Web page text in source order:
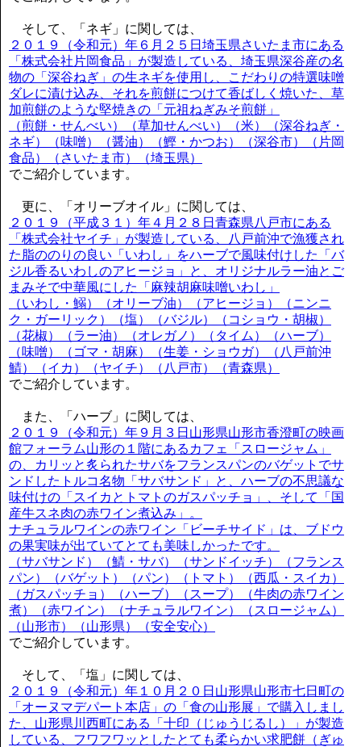
そして、「ネギ」に関しては、
２０１９（令和元）年６月２５日埼玉県さいたま市にある
「株式会社片岡食品」が製造している、埼玉県深谷産の名
物の「深谷ねぎ」の生ネギを使用し、こだわりの特選味噌
ダレに漬け込み、それを煎餅につけて香ばしく焼いた、草
加煎餅のような堅焼きの「元祖ねぎみそ煎餅」
（煎餅・せんべい）（草加せんべい）（米）（深谷ねぎ・
ネギ）（味噌）（醤油）（鰹・かつお）（深谷市）（片岡
食品）（さいたま市）（埼玉県）
でご紹介しています。
更に、「オリーブオイル」に関しては、
２０１９（平成３１）年４月２８日青森県八戸市にある
「株式会社ヤイチ」が製造している、八戸前沖で漁獲され
た脂ののりの良い「いわし」をハーブで風味付けした「バ
ジル香るいわしのアヒージョ」と、オリジナルラー油とご
まみそで中華風にした「麻辣胡麻味噌いわし」
（いわし・鰯）（オリーブ油）（アヒージョ）（ニンニ
ク・ガーリック）（塩）（バジル）（コショウ・胡椒）
（花椒）（ラー油）（オレガノ）（タイム）（ハーブ）
（味噌）（ゴマ・胡麻）（生姜・ショウガ）（八戸前沖
鯖）（イカ）（ヤイチ）（八戸市）（青森県）
でご紹介しています。
また、「ハーブ」に関しては、
２０１９（令和元）年９月３日山形県山形市香澄町の映画
館フォーラム山形の１階にあるカフェ「スロージャム」
の、カリッと炙られたサバをフランスパンのバゲットでサ
ンドしたトルコ名物「サバサンド」と、ハーブの不思議な
味付けの「スイカとトマトのガスパッチョ」、そして「国
産牛スネ肉の赤ワイン煮込み」。
ナチュラルワインの赤ワイン「ビーチサイド」は、ブドウ
の果実味が出ていてとても美味しかったです。
（サバサンド）（鯖・サバ）（サンドイッチ）（フランス
パン）（バゲット）（パン）（トマト）（西瓜・スイカ）
（ガスパッチョ）（ハーブ）（スープ）（牛肉の赤ワイン
煮）（赤ワイン）（ナチュラルワイン）（スロージャム）
（山形市）（山形県）（安全安心）
でご紹介しています。
そして、「塩」に関しては、
２０１９（令和元）年１０月２０日山形県山形市七日町の
「オーヌマデパート本店」の「食の山形展」で購入しまし
た、山形県川西町にある「十印（じゅうじるし）」が製造
している、フワフワッとしたとても柔らかい求肥餅（ぎゅ